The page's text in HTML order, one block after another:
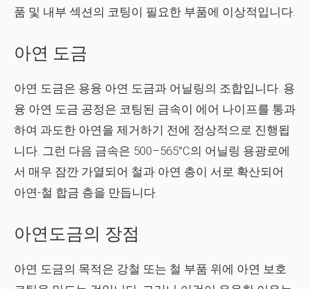
품 및 내부 섹션의 코팅이 필요한 부품에 이상적입니다.
아연 도금
아연 도금은 용융 아연 도금과 어닐링의 조합입니다. 용
융 아연 도금 공정은 코팅된 금속이 에어 나이프를 통과
하여 과도한 아연을 제거하기 전에 정상적으로 진행됩
니다. 그런 다음 금속은 500–565°C의 어닐링 용광로에
서 매우 잠깐 가열되어 철과 아연 층이 서로 확산되어
아연-철 합금 층을 만듭니다.
아연도금의 장점
아연 도금의 목적은 강철 또는 철 부품 위에 아연 보호